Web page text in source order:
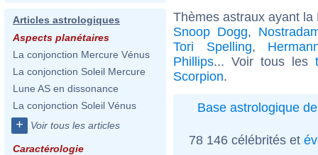
Articles astrologiques
Aspects planétaires
La conjonction Mercure Vénus
La conjonction Soleil Mercure
Lune AS en dissonance
La conjonction Soleil Vénus
+ Voir tous les articles
Caractérologie
Thèmes astraux ayant
Snoop Dogg,
Tori Spelling,
Phillips... Voir tous les
Scorpion.
Base astrologique
78 146 célébrités et